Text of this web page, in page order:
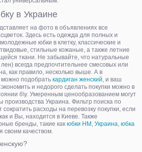
в Украине
на фото в объявлениях все
Здесь есть одежда для полных и
юбки в клетку, классические и
стильные кожаные, а также летние
ткани. Не забывайте, что натуральные
всегда предпочтительнее смесовых или
как правило, несколько выше. А в
можно подобрать кардиган женский, и ваш
и недорого сделать покупки можно в
б\у. Умеренным ценообразованием могут
производства Украина. Фильтр поиска по
сократить расходы на перевозку покупки, если
и Вы, находится в Киеве. Также
бренды, такие как юбки HM , Украина, юбка
своим качеством.